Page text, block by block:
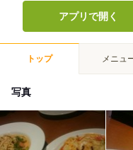
アプリで開く
トップ メニュ
写真